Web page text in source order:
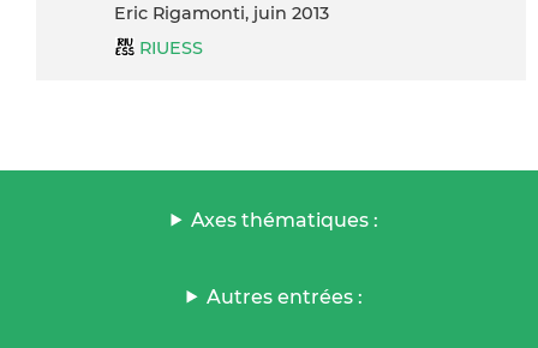
Eric Rigamonti, juin 2013
RIUESS
Axes thématiques :
Autres entrées :